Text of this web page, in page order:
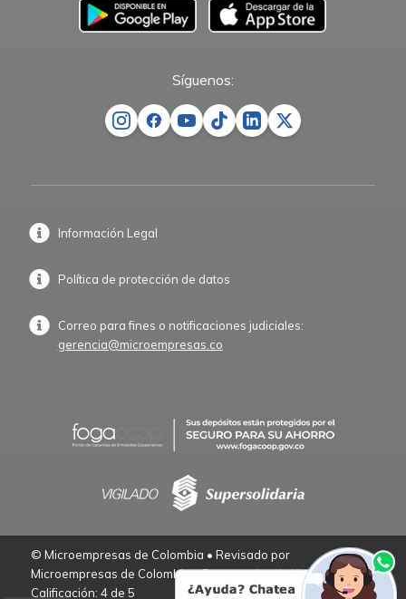
–
Síguenos:
Información Legal
Política de protección de datos
Correo para fines o notificaciones judiciales:
gerencia@microempresas.co
© Microempresas de Colombia • Revisado por
Microempresas de Colombia – Empresarios de Verdad.
Calificación: 4 de 5